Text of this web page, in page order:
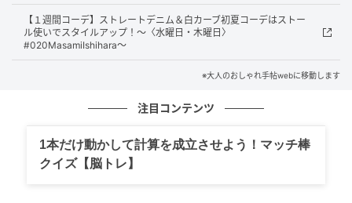
ミモザ会員 No.377
内田志乃さん（49歳）162cm
「Tシャツやデニムが好きでしたが、カジュアルな服が
似合わなくなってきたので、年齢なりの女性らしいフ
を着てみたいけど、しっくりこなくて困っていま
す……」
【１週間コーデ】ストレートデニム＆白カーブ初夏コーデはストー
ル使いでスタイルアップ！～〈水曜日・木曜日〉
#020MasamiIshihara～
※大人のおしゃれ手帖webに移動します
注目コンテンツ
1本だけ動かして計算を成立させよう！マッチ棒
クイズ【脳トレ】